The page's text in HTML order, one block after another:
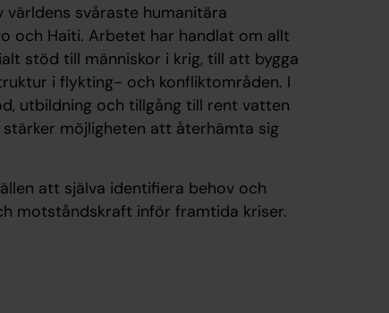
svåraste humanitära
och Haiti. Arbetet har handlat om allt
stöd till människor i krig, till att bygga
i flykting- och konfliktområden. I
utbildning och tillgång till rent vatten
möjligheten att återhämta sig
att själva identifiera behov och
motståndskraft inför framtida kriser.